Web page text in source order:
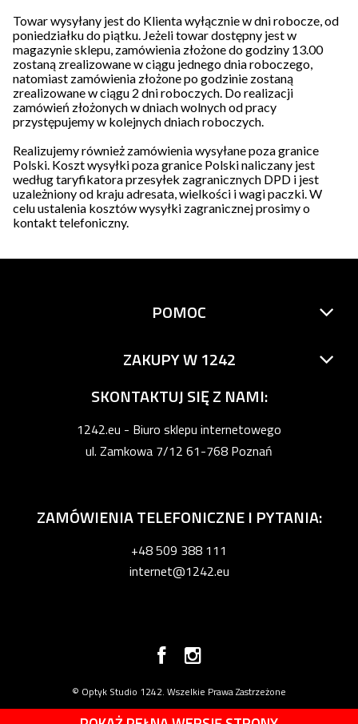
Towar wysyłany jest do Klienta wyłącznie w dni robocze, od
poniedziałku do piątku. Jeżeli towar dostępny jest w
magazynie sklepu, zamówienia złożone do godziny 13.00
zostaną zrealizowane w ciągu jednego dnia roboczego,
natomiast zamówienia złożone po godzinie zostaną
zrealizowane w ciągu 2 dni roboczych. Do realizacji
zamówień złożonych w dniach wolnych od pracy
przystępujemy w kolejnych dniach roboczych.
Realizujemy również zamówienia wysyłane poza granice
Polski. Koszt wysyłki poza granice Polski naliczany jest
według taryfikatora przesyłek zagranicznych DPD i jest
uzależniony od kraju adresata, wielkości i wagi paczki. W
celu ustalenia kosztów wysyłki zagranicznej prosimy o
kontakt telefoniczny.
POMOC
ZAKUPY W 1242
SKONTAKTUJ SIĘ Z NAMI:
1242.eu - Biuro sklepu internetowego
ul. Zamkowa 7/12 61-768 Poznań
ZAMÓWIENIA TELEFONICZNE I PYTANIA:
+48 509 388 111
internet@1242.eu
© Optyk Studio 1242. Wszelkie Prawa Zastrzeżone